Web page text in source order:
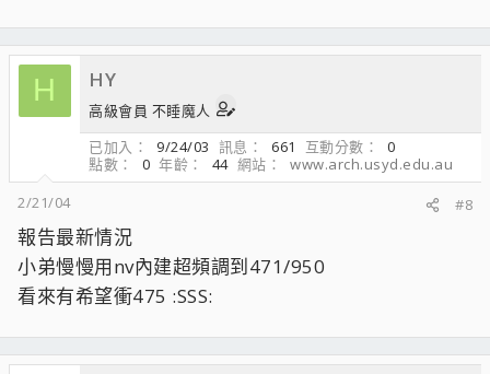
H HY
高級會員 不睡魔人
已加入
9/24/03 訊息 661 互動分數
0
點數
0 年齡 44 網站
www.arch.usyd.edu.au
2/21/04
#8
報告最新情況
小弟慢慢用nv內建超頻調到471/950
看來有希望衝475 :SSS: